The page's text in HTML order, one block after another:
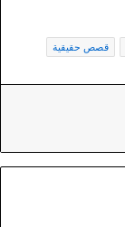
قصص حقيقية